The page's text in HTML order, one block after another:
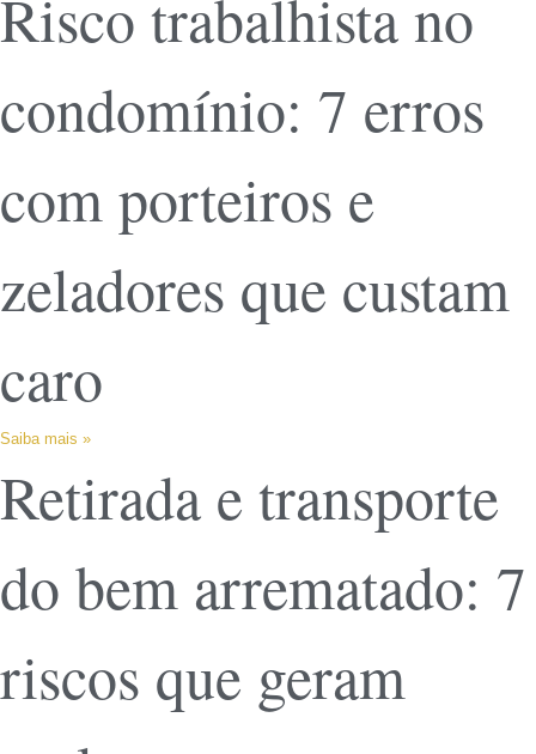
Risco trabalhista no
condomínio: 7 erros
com porteiros e
zeladores que custam
caro
Saiba mais »
Retirada e transporte
do bem arrematado: 7
riscos que geram